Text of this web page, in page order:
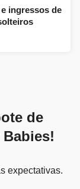
ingressos de
de
expectativas.